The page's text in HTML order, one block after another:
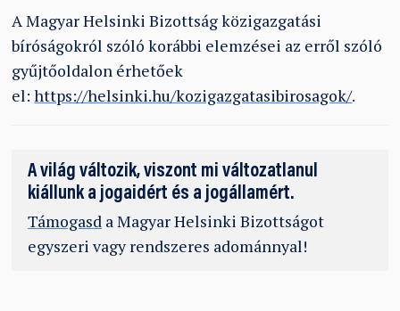
A Magyar Helsinki Bizottság közigazgatási
bíróságokról szóló korábbi elemzései az erről szóló
gyűjtőoldalon érhetőek
el:https://helsinki.hu/kozigazgatasibirosagok/.
A világ változik, viszont mi változatlanul
kiállunk a jogaidért és a jogállamért.
Támogasd a Magyar Helsinki Bizottságot
egyszeri vagy rendszeres adománnyal!